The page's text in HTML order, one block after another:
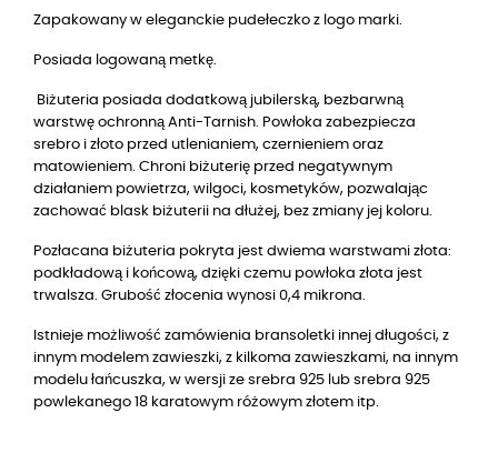
Zapakowany w eleganckie pudełeczko z logo marki.
Posiada logowaną metkę.
Biżuteria posiada dodatkową jubilerską, bezbarwną
warstwę ochronną Anti-Tarnish. Powłoka zabezpiecza
srebro i złoto przed utlenianiem, czernieniem oraz
matowieniem. Chroni biżuterię przed negatywnym
działaniem powietrza, wilgoci, kosmetyków, pozwalając
zachować blask biżuterii na dłużej, bez zmiany jej koloru.
Pozłacana biżuteria pokryta jest dwiema warstwami złota:
podkładową i końcową, dzięki czemu powłoka złota jest
trwalsza. Grubość złocenia wynosi 0,4 mikrona.
Istnieje możliwość zamówienia bransoletki innej długości, z
innym modelem zawieszki, z kilkoma zawieszkami, na innym
modelu łańcuszka, w wersji ze srebra 925 lub srebra 925
powlekanego 18 karatowym różowym złotem itp.